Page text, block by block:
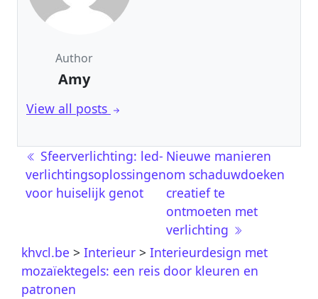
Author
Amy
View all posts
Post navigation
Sfeerverlichting: led-
verlichtingsoplossingen
voor huiselijk genot
Nieuwe manieren
om schaduwdoeken
creatief te
ontmoeten met
verlichting
khvcl.be > Interieur > Interieurdesign met
mozaïektegels: een reis door kleuren en
patronen